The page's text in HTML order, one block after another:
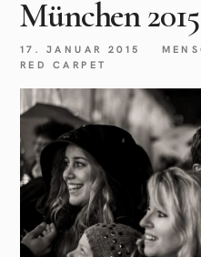
München 2015
17. JANUAR 2015
RED CARPET